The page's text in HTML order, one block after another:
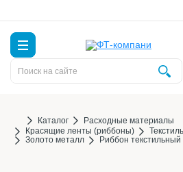
Каталог
Расходные материалы
Красящие ленты (риббоны)
Золото металл
Риббон